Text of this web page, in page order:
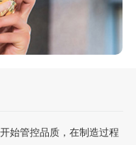
始管控品质，在制造过程